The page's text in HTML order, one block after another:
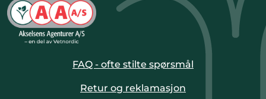
FAQ - ofte stilte spørsmål
Retur og reklamasjon